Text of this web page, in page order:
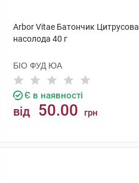
Arbor Vitae Батончик Цитрусова
насолода 40 г
БІО ФУД ЮА
Є в наявності
від 50.00 грн